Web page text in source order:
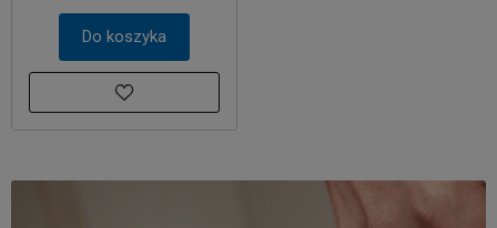
Do koszyka